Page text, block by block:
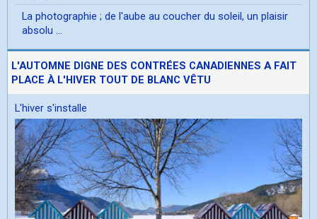
La photographie ; de l'aube au coucher du soleil, un plaisir
absolu ...
L'AUTOMNE DIGNE DES CONTRÉES CANADIENNES A FAIT
PLACE À L'HIVER TOUT DE BLANC VÊTU
L'hiver s'installe